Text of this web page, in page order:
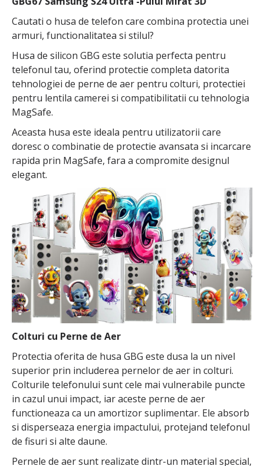
Cautati o husa de telefon care combina protectia unei
armuri, functionalitatea si stilul?
Husa de silicon GBG este solutia perfecta pentru
telefonul tau, oferind protectie completa datorita
tehnologiei de perne de aer pentru colturi, protectiei
pentru lentila camerei si compatibilitatii cu tehnologia
MagSafe.
Aceasta husa este ideala pentru utilizatorii care
doresc o combinatie de protectie avansata si incarcare
rapida prin MagSafe, fara a compromite designul
elegant.
Colturi cu Perne de Aer
Protectia oferita de husa GBG este dusa la un nivel
superior prin includerea pernelor de aer in colturi.
Colturile telefonului sunt cele mai vulnerabile puncte
in cazul unui impact, iar aceste perne de aer
functioneaza ca un amortizor suplimentar. Ele absorb
si disperseaza energia impactului, protejand telefonul
de fisuri si alte daune.
Pernele de aer sunt realizate dintr-un material special,